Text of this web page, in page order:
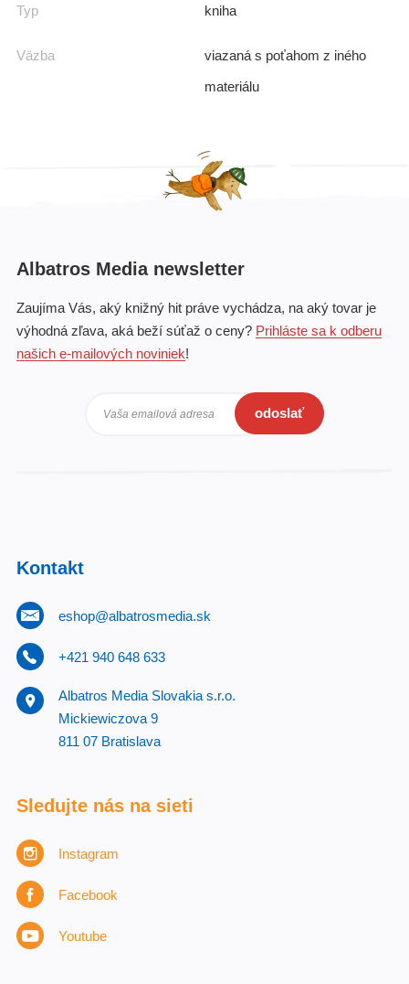
Typ kniha
Väzba
viazaná s poťahom z iného
materiálu
Albatros Media newsletter
Zaujíma Vás, aký knižný hit práve vychádza, na aký tovar je
výhodná zľava, aká beží súťaž o ceny? Prihláste sa k odberu
našich e-mailových noviniek!
Vaša emailová adresa odoslať
Kontakt
eshop@albatrosmedia.sk
+421 940 648 633
Albatros Media Slovakia s.r.o.
Mickiewiczova 9
811 07 Bratislava
Sledujte nás na sieti
Instagram
Facebook
Youtube